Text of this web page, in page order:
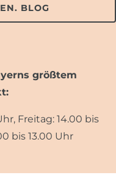
BLOG
größtem
Freitag: 14.00 bis
bis 13.00 Uhr